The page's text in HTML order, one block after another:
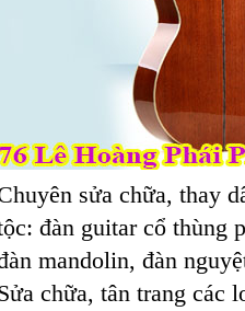
sửa chữa, thay
đàn guitar cổ thùng
mandolin, đàn
chữa, tân trang các